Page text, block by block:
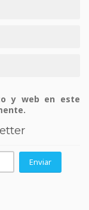
y web en este